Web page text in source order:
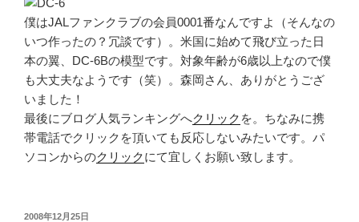
僕はJALファンクラブの会員0001番なんですよ（そんなの
いつ作ったの？冗談です）。米国に始めて飛び立った日
本の翼、DC-6Bの模型です。対象年齢が6歳以上なので僕
も大丈夫なようです（笑）。森岡さん、ありがとうござ
いました！
最後にブログ人気ランキングへクリック を。ちなみに携
帯電話でクリックを頂いても反応しないみたいです。パ
ソコンからのクリックにて宜しくお願い致します。
投
2008年12月25日